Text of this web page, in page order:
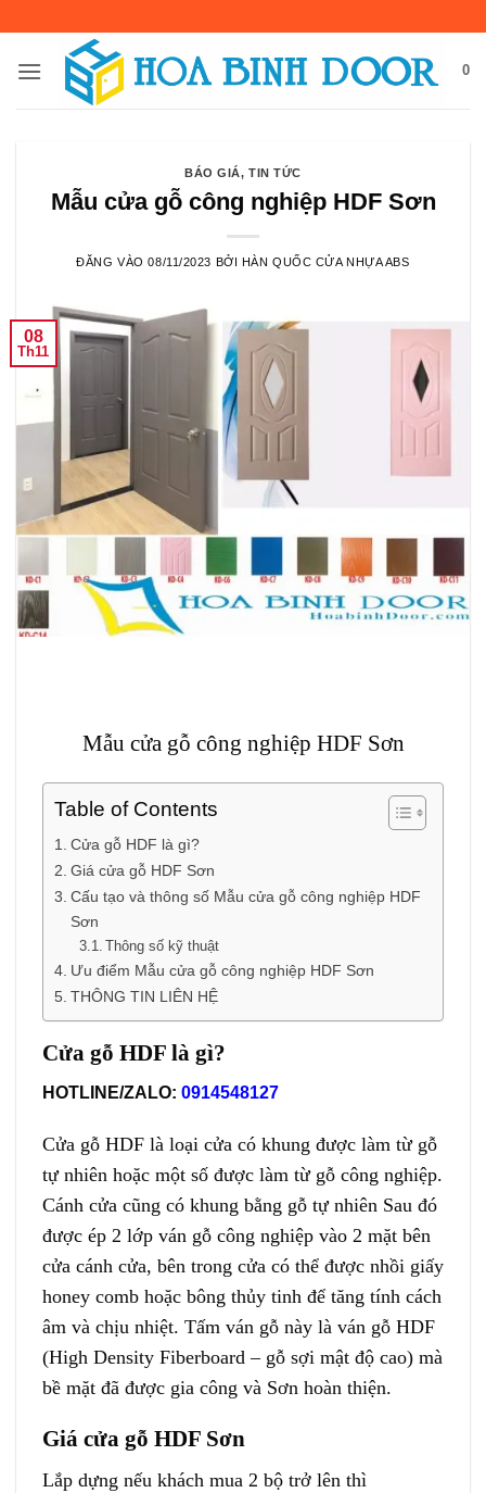
nội
0
BÁO GIÁ,TIN TỨC
Mẫu cửa gỗ công nghiệp HDF Sơn
ĐĂNG VÀO08/11/2023 BỞI HÀN QUỐC CỬA NHỰA ABS
08
Th11
Mẫu cửa gỗ công nghiệp HDF Sơn
Table of Contents
Cửa gỗ HDF là gì?
Giá cửa gỗ HDF Sơn
Cấu tạo và thông số Mẫu cửa gỗ công nghiệp HDF
Sơn
Thông số kỹ thuật
Ưu điểm Mẫu cửa gỗ công nghiệp HDF Sơn
THÔNG TIN LIÊN HỆ
Cửa gỗ HDF là gì?
HOTLINE/ZALO: 0914548127
Cửa gỗ HDF là loại cửa có khung được làm từ gỗ
tự nhiên hoặc một số được làm từ gỗ công nghiệp.
Cánh cửa cũng có khung bằng gỗ tự nhiên Sau đó
được ép 2 lớp ván gỗ công nghiệp vào 2 mặt bên
cửa cánh cửa, bên trong cửa có thể được nhồi giấy
honey comb hoặc bông thủy tinh để tăng tính cách
âm và chịu nhiệt. Tấm ván gỗ này là ván gỗ HDF
(High Density Fiberboard – gỗ sợi mật độ cao) mà
bề mặt đã được gia công và Sơn hoàn thiện.
Giá cửa gỗ HDF Sơn
Lắp dựng nếu khách mua 2 bộ trở lên thì